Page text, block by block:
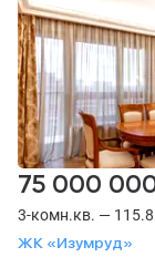
3-комн.кв. —
ЖК «Изумруд»
75 000